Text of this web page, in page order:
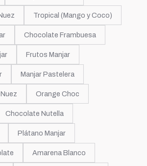
Tropical (Mango y Coco)
Chocolate Frambuesa
Frutos Manjar
Manjar Pastelera
Orange Choc
Chocolate Nutella
Plátano Manjar
Amarena Blanco